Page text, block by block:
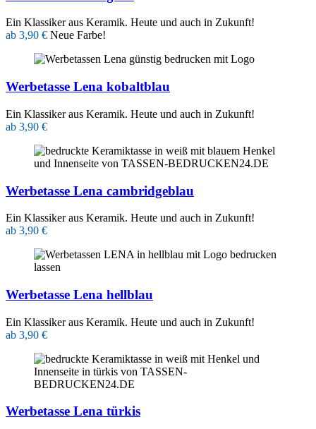
Ein Klassiker aus Keramik. Heute und auch in Zukunft!
ab 3,90 € Neue Farbe!
Werbetasse Lena kobaltblau
Ein Klassiker aus Keramik. Heute und auch in Zukunft!
ab 3,90 €
Werbetasse Lena cambridgeblau
Ein Klassiker aus Keramik. Heute und auch in Zukunft!
ab 3,90 €
Werbetasse Lena hellblau
Ein Klassiker aus Keramik. Heute und auch in Zukunft!
ab 3,90 €
Werbetasse Lena türkis